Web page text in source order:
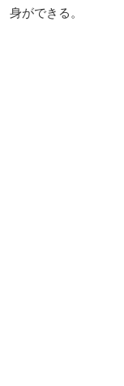
身ができる。